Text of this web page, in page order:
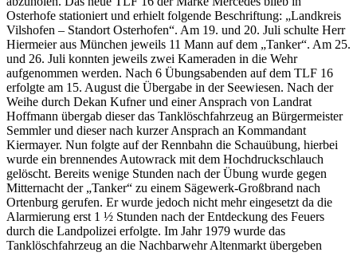
Osterhofe stationiert und erhielt folgende Beschriftung: „Landkreis
Vilshofen – Standort Osterhofen“. Am 19. und 20. Juli schulte Herr
Hiermeier aus München jeweils 11 Mann auf dem „Tanker“. Am 25.
und 26. Juli konnten jeweils zwei Kameraden in die Wehr
aufgenommen werden. Nach 6 Übungsabenden auf dem TLF 16
erfolgte am 15. August die Übergabe in der Seewiesen. Nach der
Weihe durch Dekan Kufner und einer Ansprach von Landrat
Hoffmann übergab dieser das Tanklöschfahrzeug an Bürgermeister
Semmler und dieser nach kurzer Ansprach an Kommandant
Kiermayer. Nun folgte auf der Rennbahn die Schauübung, hierbei
wurde ein brennendes Autowrack mit dem Hochdruckschlauch
gelöscht. Bereits wenige Stunden nach der Übung wurde gegen
Mitternacht der „Tanker“ zu einem Sägewerk-Großbrand nach
Ortenburg gerufen. Er wurde jedoch nicht mehr eingesetzt da die
Alarmierung erst 1 ½ Stunden nach der Entdeckung des Feuers
durch die Landpolizei erfolgte. Im Jahr 1979 wurde das
Tanklöschfahrzeug an die Nachbarwehr Altenmarkt übergeben